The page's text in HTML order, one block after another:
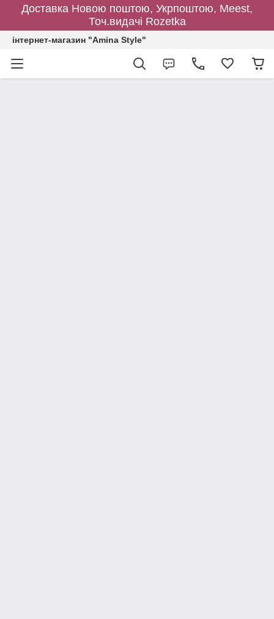
Доставка Новою поштою, Укрпоштою, Meest,
Точ.видачі Rozetka
інтернет-магазин "Amina Style"